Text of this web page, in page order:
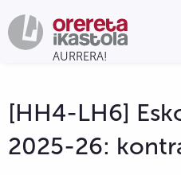
[HH4-LH6]
2025-26: